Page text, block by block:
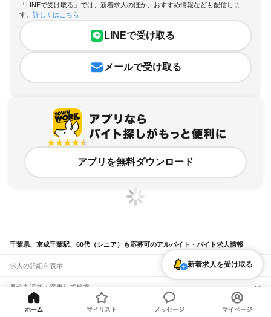
「LINEで受け取る」では、新着求人のほか、おすすめ情報なども配信しま
す。 詳しくはこちら
LINEで受け取る
メールで受け取る
アプリを無料ダウンロード
千葉県、京成千葉駅、60代（シニア）も応募可のアルバイト・バイト求人情報
求人の詳細を表示
条件を追加・変更して検索
市区町村を追加・変更
関連キーワード
新着求人を受け取る
ホーム マイリスト メッセージ マイページ